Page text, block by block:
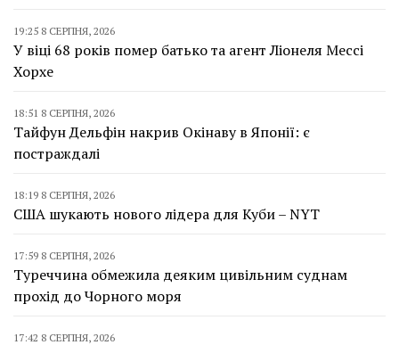
19:25 8 СЕРПНЯ, 2026
У віці 68 років помер батько та агент Ліонеля Мессі
Хорхе
18:51 8 СЕРПНЯ, 2026
Тайфун Дельфін накрив Окінаву в Японії: є
постраждалі
18:19 8 СЕРПНЯ, 2026
США шукають нового лідера для Куби – NYT
17:59 8 СЕРПНЯ, 2026
Туреччина обмежила деяким цивільним суднам
прохід до Чорного моря
17:42 8 СЕРПНЯ, 2026